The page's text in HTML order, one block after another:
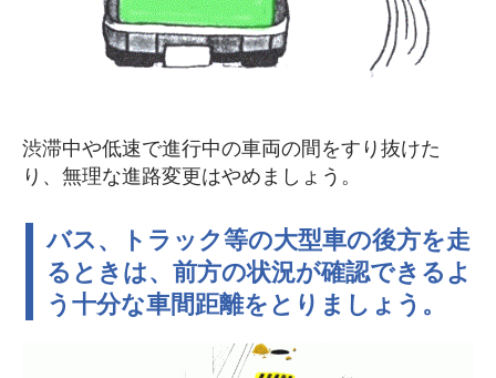
渋滞中や低速で進行中の車両の間をすり抜けた
り、無理な進路変更はやめましょう。
バス、トラック等の大型車の後方を走
るときは、前方の状況が確認できるよ
う十分な車間距離をとりましょう。